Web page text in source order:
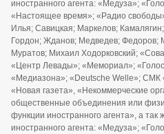
иностранного агента: «Медуза»;
«Настоящее время»; «Радио
Илья; Савицкая; Маркелов;
Гордон; Жданов; Медведев; Федоров;
Муратов; Михаил Ходорковский;
«Центр Левады»; «Мемориал»;
«Медиазона»; «Deutsche Welle»; СМК
«Новая газета», «Некоммерческие
общественные объединения или
функции иностранного агента», а
иностранного агента: «Медуза»;